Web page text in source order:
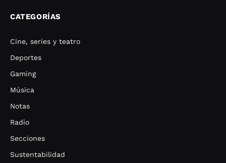
CATEGORÍAS
Cine, series y teatro
Deportes
Gaming
Música
Notas
Radio
Secciones
Sustentabilidad